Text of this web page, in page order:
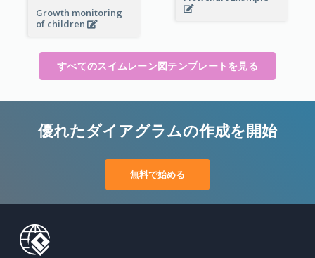
Growth monitoring
of children
すべてのスイムレーン図テンプレートを見る
優れたダイアグラムの作成を開始
無料で始める